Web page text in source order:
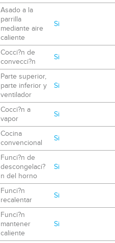
Asado a la
parrilla
mediante aire
caliente
Si
Cocci?n de
convecci?n
Si
Parte superior,
parte inferior y
ventilador
Si
Cocci?n a
vapor
Si
Cocina
convencional
Si
Funci?n de
descongelaci?
n del horno
Si
Funci?n
recalentar
Si
Funci?n
mantener
caliente
Si